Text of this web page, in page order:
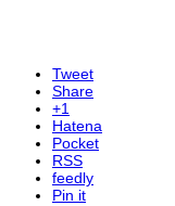
Tweet
Share
+1
Hatena
Pocket
RSS
feedly
Pin it